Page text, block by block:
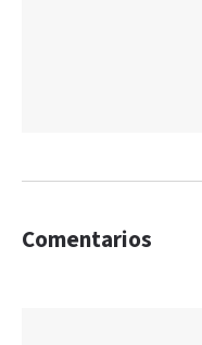
Comentarios